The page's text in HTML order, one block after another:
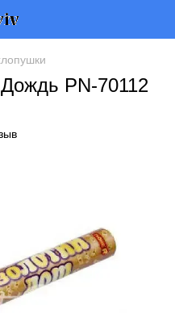
PN-70112